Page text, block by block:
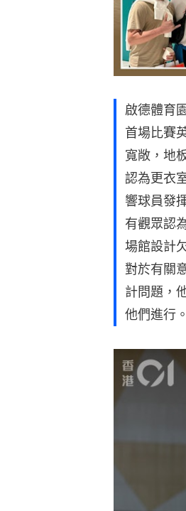
啟德體育
首場比賽
寬敞，地
認為更衣
響球員發
有觀眾認
場館設計
對於有關
計問題，
他們進行。